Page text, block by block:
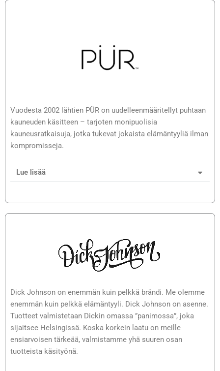
Vuodesta 2002 lähtien PÜR on uudelleenmääritellyt puhtaan
kauneuden käsitteen – tarjoten monipuolisia
kauneusratkaisuja, jotka tukevat jokaista elämäntyyliä ilman
kompromisseja.
Lue lisää
Dick Johnson on enemmän kuin pelkkä brändi. Me olemme
enemmän kuin pelkkä elämäntyyli. Dick Johnson on asenne.
Tuotteet valmistetaan Dickin omassa ”panimossa”, joka
sijaitsee Helsingissä. Koska korkein laatu on meille
ensiarvoisen tärkeää, valmistamme yhä suuren osan
tuotteista käsityönä.